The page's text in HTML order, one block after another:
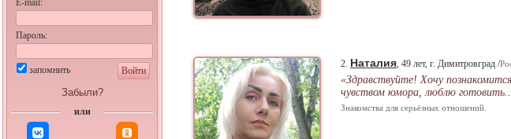
E-mail:
Пароль:
запомнить Войти
Забыли?
или
2. Наталия, 49 лет, г. Димитровград /
«Здравствуйте! Хочу
чувством юмора, люблю
Знакомства для серьёзных отношений.